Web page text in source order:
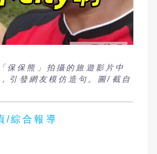
保保熊」拍攝的旅遊影片中
引發網友模仿造句。圖/截自
/綜合報導